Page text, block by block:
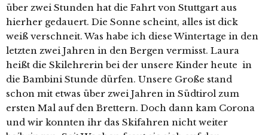
über zwei Stunden hat die Fahrt von Stuttgart aus
hierher gedauert. Die Sonne scheint, alles ist dick
weiß verschneit. Was habe ich diese Wintertage in den
letzten zwei Jahren in den Bergen vermisst. Laura
heißt die Skilehrerin bei der unsere Kinder heute in
die Bambini Stunde dürfen. Unsere Große stand
schon mit etwas über zwei Jahren in Südtirol zum
ersten Mal auf den Brettern. Doch dann kam Corona
und wir konnten ihr das Skifahren nicht weiter